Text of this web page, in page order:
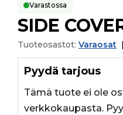
Varastossa
SIDE
Tuoteosastot: Varaosat
Pyydä tarjous
Tämä tuote ei ole
verkkokaupasta.